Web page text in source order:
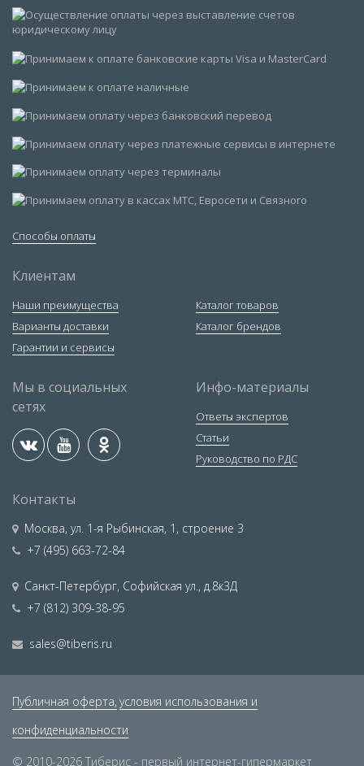
Способы оплаты
Клиентам
Наши преимущества
Варианты доставки
Гарантии и сервисы
Каталог товаров
Каталог брендов
Мы в социальных
сетях
Инфо-материалы
Ответы экспертов
Статьи
Руководство по РДС
Контакты
Москва, ул. 1-я Рыбинская, 1, строение 3
+7 (495) 663-72-84
Санкт-Петербург, Софийская ул., д.8к3Д
+7 (812) 309-38-95
sales@tiberis.ru
Публичная оферта, условия использования и
конфиденциальности
© 2010-2026 Тиберис - первый интернет-гипермаркет